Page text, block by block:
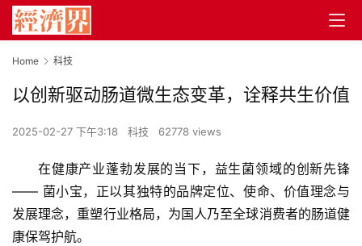
Home 科技
以创新驱动肠道微生态变革，诠释共生价值
2025-02-27 下午3:18 科技 62778 views
在健康产业蓬勃发展的当下，益生菌领域的创新先锋
—— 菌小宝，正以其独特的品牌定位、使命、价值理念与
发展理念，重塑行业格局，为国人乃至全球消费者的肠道健
康保驾护航。